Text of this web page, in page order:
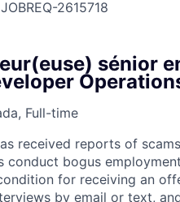
2615718
sénior
Full-time
received reports of
conduct bogus
for receiving an
by email or text,